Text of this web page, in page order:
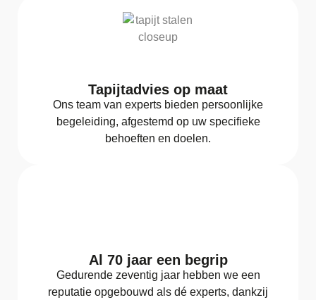
Tapijtadvies op maat
Ons team van experts bieden persoonlijke
begeleiding, afgestemd op uw specifieke
behoeften en doelen.
Al 70 jaar een begrip
Gedurende zeventig jaar hebben we een
reputatie opgebouwd als dé experts, dankzij